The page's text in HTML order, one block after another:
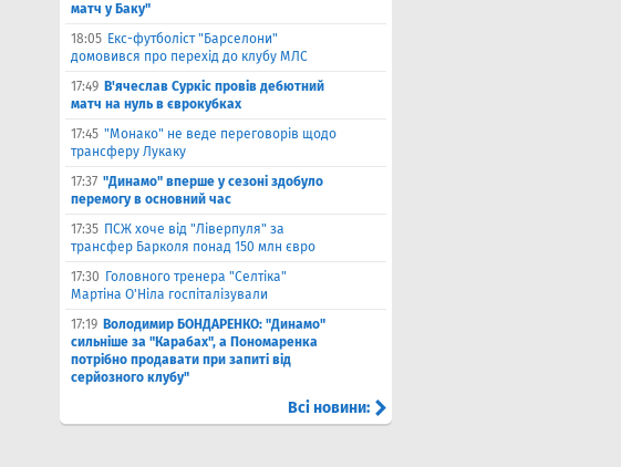
матч у Баку"
18:05 Екс-футболіст "Барселони"
домовився про перехід до клубу МЛС
17:49 В'ячеслав Суркіс провів дебютний
матч на нуль в єврокубках
17:45 "Монако" не веде переговорів щодо
трансферу Лукаку
17:37 "Динамо" вперше у сезоні здобуло
перемогу в основний час
17:35 ПСЖ хоче від "Ліверпуля" за
трансфер Барколя понад 150 млн євро
17:30 Головного тренера "Селтіка"
Мартіна О'Ніла госпіталізували
17:19 Володимир БОНДАРЕНКО: "Динамо"
сильніше за "Карабах", а Пономаренка
потрібно продавати при запиті від
серйозного клубу"
Всі новини: